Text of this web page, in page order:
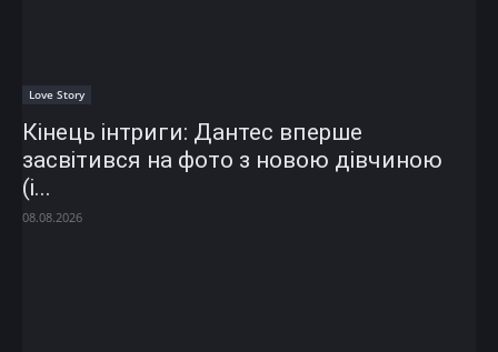
Love Story
Кінець інтриги: Дантес вперше
засвітився на фото з новою дівчиною
(і...
08.08.2026